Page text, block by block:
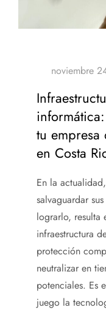
tu empresa
en Costa
En la
salvaguardar
lograrlo, resulta
infraestructura
protección
neutralizar en
potenciales. Es
juego la